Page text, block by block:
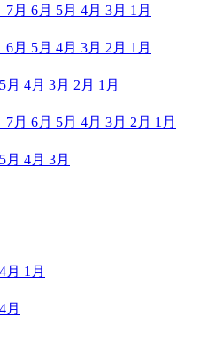
7月 6月 5月 4月 3月 1月
6月 5月 4月 3月 2月 1月
5月 4月 3月 2月 1月
7月 6月 5月 4月 3月 2月 1月
5月 4月 3月
4月 1月
4月